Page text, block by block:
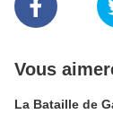
Vous
La Bataille de